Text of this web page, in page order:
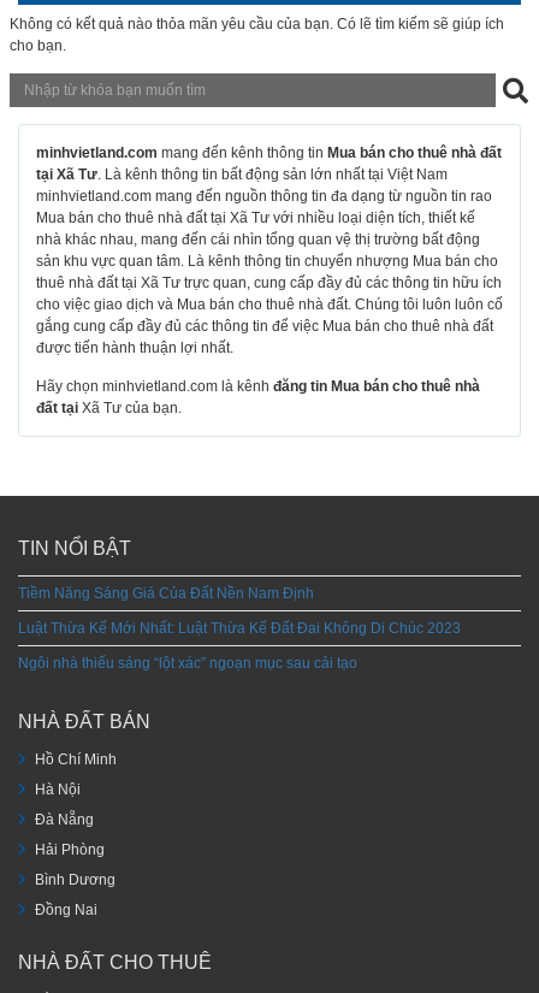
Không có kết quả nào thỏa mãn yêu cầu của bạn. Có lẽ tìm kiếm sẽ giúp ích
cho bạn.
minhvietland.com mang đến kênh thông tin Mua bán cho thuê nhà đất
tại Xã Tư. Là kênh thông tin bất động sản lớn nhất tại Việt Nam
minhvietland.com mang đến nguồn thông tin đa dạng từ nguồn tin rao
Mua bán cho thuê nhà đất tại Xã Tư với nhiều loại diện tích, thiết kế
nhà khác nhau, mang đến cái nhìn tổng quan vệ thị trường bất động
sản khu vực quan tâm. Là kênh thông tin chuyển nhượng Mua bán cho
thuê nhà đất tại Xã Tư trực quan, cung cấp đầy đủ các thông tin hữu ích
cho việc giao dịch và Mua bán cho thuê nhà đất. Chúng tôi luôn luôn cố
gắng cung cấp đầy đủ các thông tin để việc Mua bán cho thuê nhà đất
được tiến hành thuận lợi nhất.
Hãy chọn minhvietland.com là kênh đăng tin Mua bán cho thuê nhà
đất tại Xã Tư của bạn.
TIN NỔI BẬT
Tiềm Năng Sáng Giá Của Đất Nền Nam Định
Luật Thừa Kế Mới Nhất: Luật Thừa Kế Đất Đai Không Di Chúc 2023
Ngôi nhà thiếu sáng “lột xác” ngoạn mục sau cải tạo
NHÀ ĐẤT BÁN
Hồ Chí Minh
Hà Nội
Đà Nẵng
Hải Phòng
Bình Dương
Đồng Nai
NHÀ ĐẤT CHO THUÊ